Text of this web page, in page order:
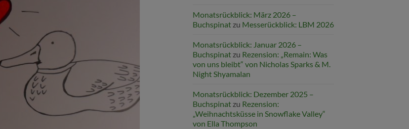
Monatsrückblick: März 2026 –
Buchspinat zu Messerückblick: LBM 2026
Monatsrückblick: Januar 2026 –
Buchspinat zu Rezension: „Remain: Was
von uns bleibt“ von Nicholas Sparks & M.
Night Shyamalan
Monatsrückblick: Dezember 2025 –
Buchspinat zu Rezension:
„Weihnachtsküsse in Snowflake Valley“
von Ella Thompson